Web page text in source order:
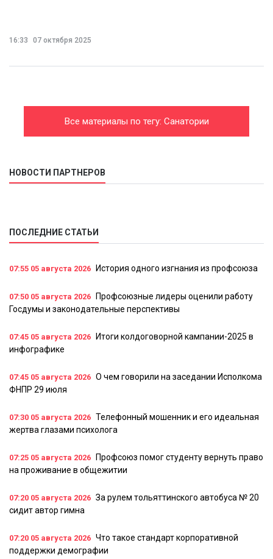
16:33 07 октября 2025
Все материалы по тегу: Санатории
НОВОСТИ ПАРТНЕРОВ
ПОСЛЕДНИЕ СТАТЬИ
07:55 05 августа 2026 История одного изгнания из профсоюза
07:50 05 августа 2026
Профсоюзные лидеры оценили работу
Госдумы и законодательные перспективы
07:45 05 августа 2026
Итоги колдоговорной кампании-2025 в
инфографике
07:45 05 августа 2026 О чем говорили на заседании Исполкома
ФНПР 29 июля
07:30 05 августа 2026 Телефонный мошенник и его идеальная
жертва глазами психолога
07:25 05 августа 2026
Профсоюз помог студенту вернуть право
на проживание в общежитии
07:20 05 августа 2026 За рулем тольяттинского автобуса № 20
сидит автор гимна
07:20 05 августа 2026 Что такое стандарт корпоративной
поддержки демографии